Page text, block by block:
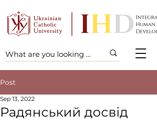
Post
Радянський досвід
Sep 13, 2022